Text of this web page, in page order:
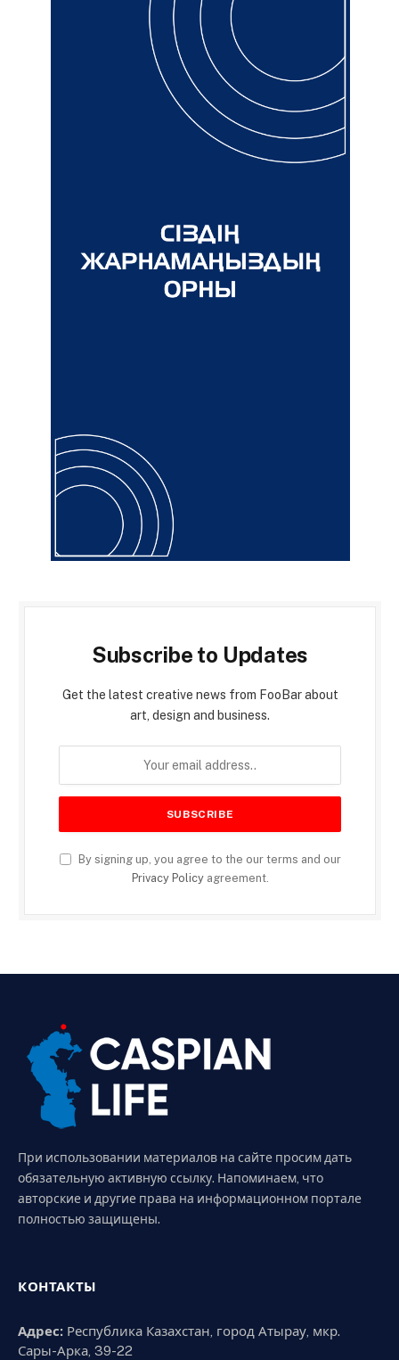
Subscribe to Updates
Get the latest creative news from FooBar about
art, design and business.
By signing up, you agree to the our terms and our
Privacy Policyagreement.
При использовании материалов на сайте просим дать
обязательную активную ссылку. Напоминаем, что
авторские и другие права на информационном портале
полностью защищены.
КОНТАКТЫ
Адрес: Республика Казахстан, город Атырау, мкр.
Сары-Арка, 39-22